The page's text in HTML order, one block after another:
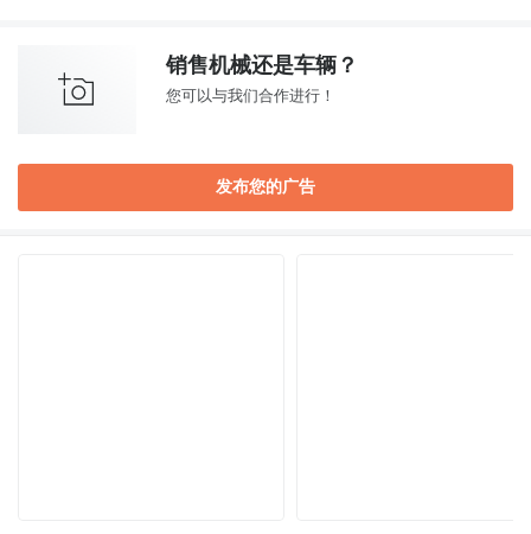
销售机械还是车辆？
您可以与我们合作进行！
发布您的广告